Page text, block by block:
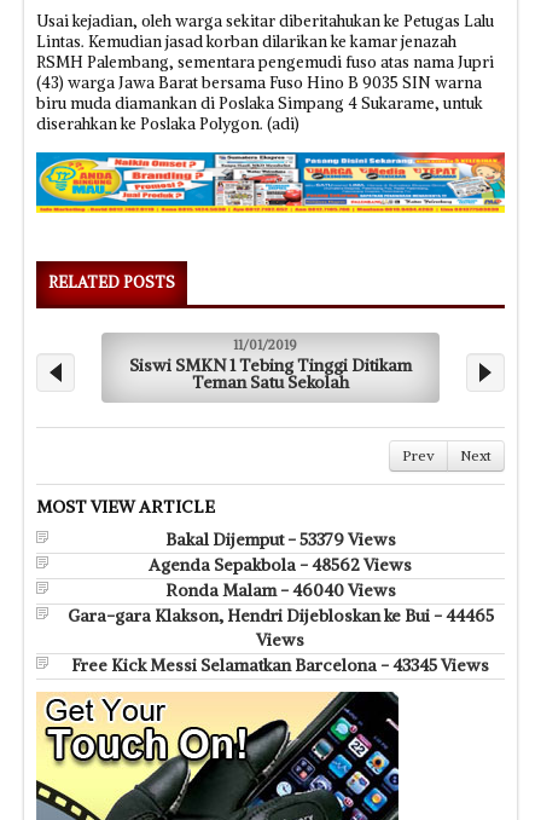
Usai kejadian, oleh warga sekitar diberitahukan ke Petugas Lalu
Lintas. Kemudian jasad korban dilarikan ke kamar jenazah
RSMH Palembang, sementara pengemudi fuso atas nama Jupri
(43) warga Jawa Barat bersama Fuso Hino B 9035 SIN warna
biru muda diamankan di Poslaka Simpang 4 Sukarame, untuk
diserahkan ke Poslaka Polygon. (adi)
RELATED POSTS
11/01/2019
Siswi SMKN 1 Tebing Tinggi Ditikam
Teman Satu Sekolah
Prev Next
MOST VIEW ARTICLE
Bakal Dijemput - 53379 Views
Agenda Sepakbola - 48562 Views
Ronda Malam - 46040 Views
Gara-gara Klakson, Hendri Dijebloskan ke Bui - 44465
Views
Free Kick Messi Selamatkan Barcelona - 43345 Views